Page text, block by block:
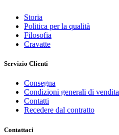
Storia
Politica per la qualità
Filosofia
Cravatte
Servizio Clienti
Consegna
Condizioni generali di vendita
Contatti
Recedere dal contratto
Contattaci